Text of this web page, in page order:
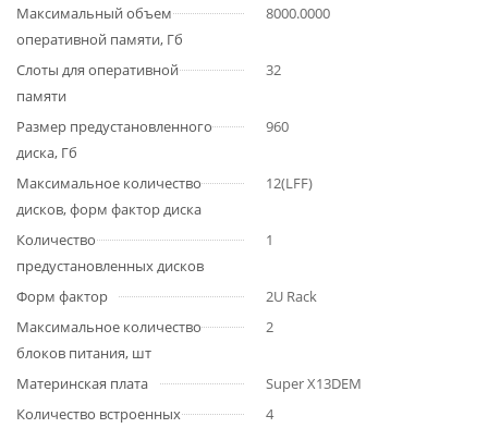
Максимальный объем
оперативной памяти, Гб
8000.0000
Слоты для оперативной
памяти
32
Размер предустановленного
диска, Гб
960
Максимальное количество
дисков, форм фактор диска
12(LFF)
Количество
предустановленных дисков
1
Форм фактор
2U Rack
Максимальное количество
блоков питания, шт
2
Материнская плата
Super X13DEM
Количество встроенных
4